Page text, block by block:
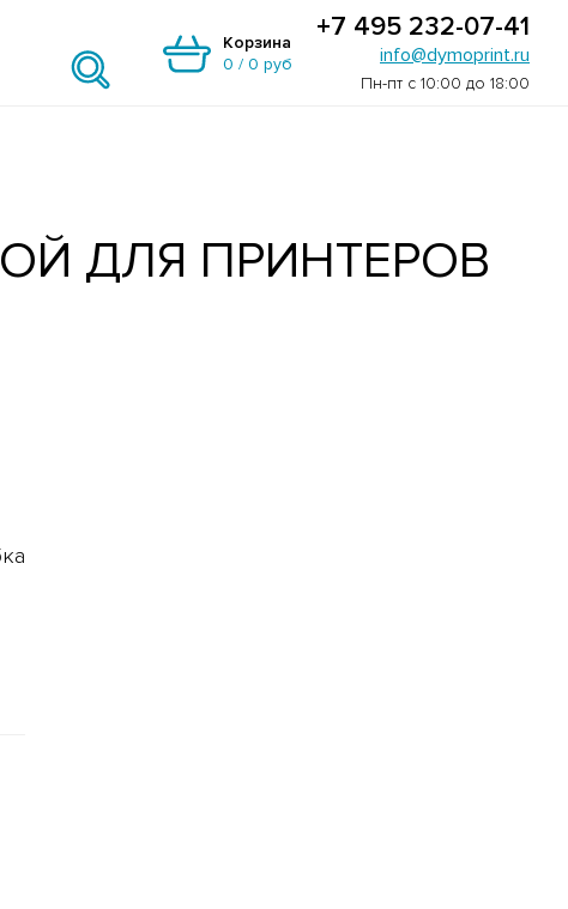
Корзина
0 / 0 руб
+7 495 232-07-41
info@dymoprint.ru
Пн-пт с 10:00 до 18:00
ДЛЯ ПРИНТЕРОВ